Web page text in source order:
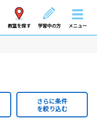
教室を探す 学習中の方 メニュー
さらに条件
を絞り込む